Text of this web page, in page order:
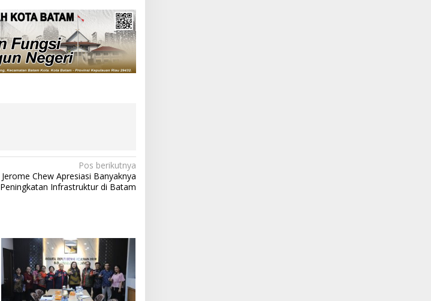
Pos berikutnya
Jerome Chew Apresiasi Banyaknya
Peningkatan Infrastruktur di Batam